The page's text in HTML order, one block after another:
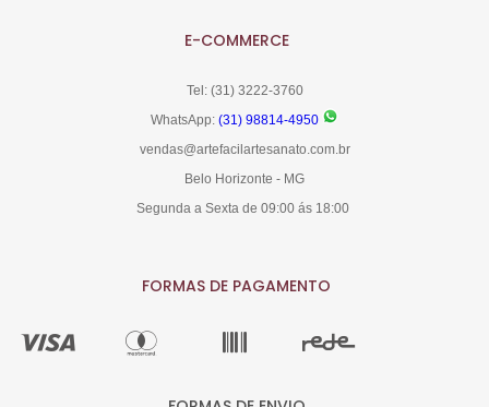
E-COMMERCE
Tel: (31) 3222-3760
WhatsApp: (31) 98814-4950
vendas@artefacilartesanato.com.br
Belo Horizonte - MG
Segunda a Sexta de 09:00 ás 18:00
FORMAS DE PAGAMENTO